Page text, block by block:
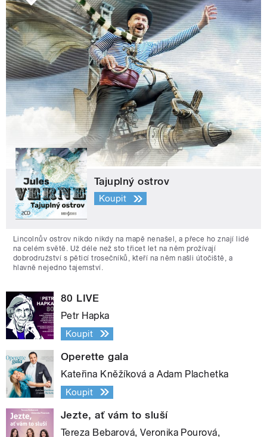
Tajuplný ostrov
Koupit
Lincolnův ostrov nikdo nikdy na mapě nenašel, a přece ho znají lidé
na celém světě. Už déle než sto třicet let na něm prožívají
dobrodružství s pěticí trosečníků, kteří na něm našli útočiště, a
hlavně nejedno tajemství.
80 LIVE
Petr Hapka
Koupit
Operette gala
Kateřina Kněžíková a Adam Plachetka
Koupit
Jezte, ať vám to sluší
Tereza Bebarová, Veronika Pourová,